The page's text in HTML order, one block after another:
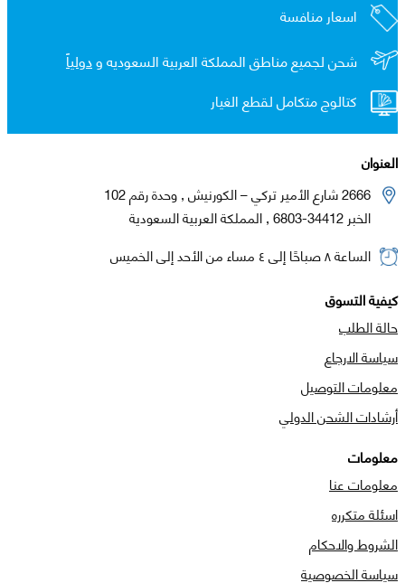
اسعار منافسة
شحن لجميع مناطق المملكة العربية السعوديه ودولياً
كتالوج متكامل لقطع الغيار
العنوان
2666 شارع الأمير تركي – الكورنيش , وحدة رقم 102
الخبر 34412-6803 , المملكة العربية السعودية
الساعة ٨ صباحًا إلى ٤ مساء من الأحد إلى الخميس
كيفية التسوق
حالة الطلب
سياسة الارجاع
معلومات التوصيل
أرشادات الشحن الدولي
معلومات
معلومات عنا
اسئلة متكرره
الشروط والاحكام
سياسة الخصوصية